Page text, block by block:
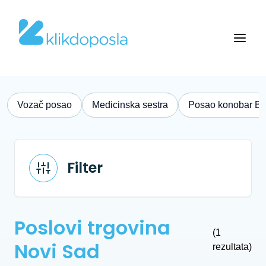
Vozač posao Medicinska sestra Posao konobar
Filter
Poslovi trgovina
Novi Sad
(1
rezultata)